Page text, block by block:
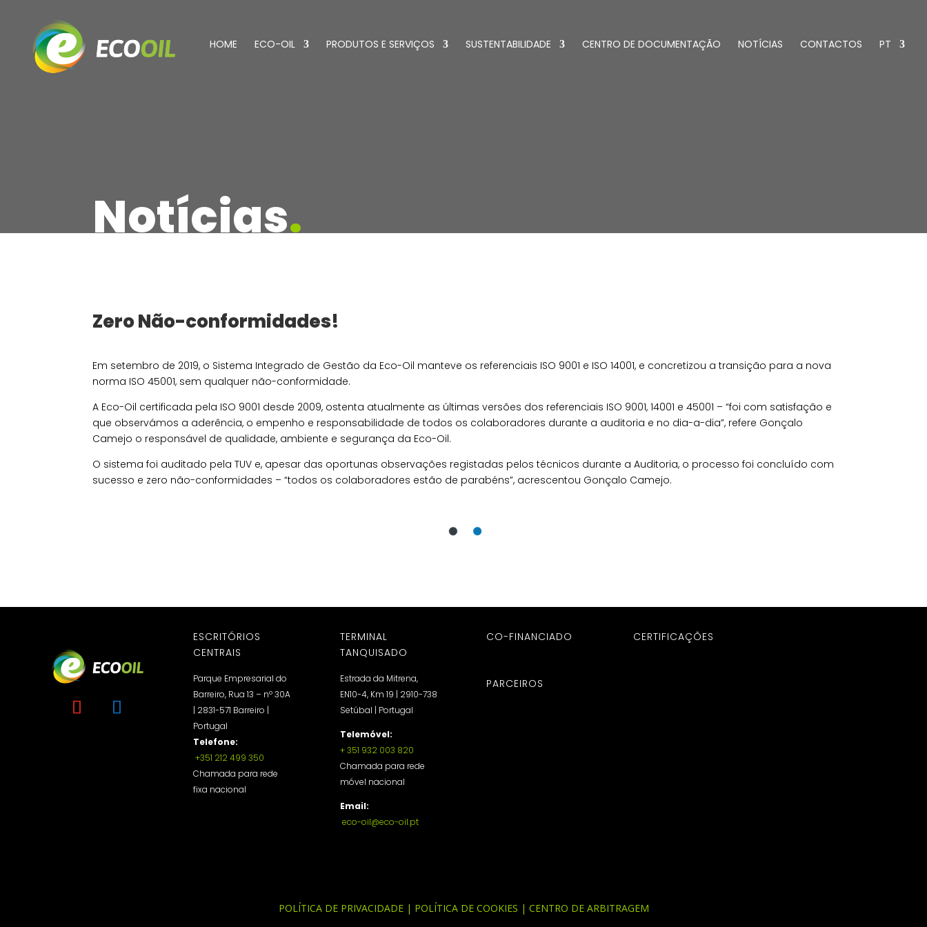
HOME ECO-OIL PRODUTOS E SERVIÇOS SUSTENTABILIDADE CENTRO DE DOCUMENTAÇÃO NOTÍCIAS CONTACTOS PT
Notícias.
Zero Não-conformidades!
Em setembro de 2019, o Sistema Integrado de Gestão da Eco-Oil manteve os referenciais ISO 9001 e ISO 14001, e concretizou a transição para a nova
norma ISO 45001, sem qualquer não-conformidade.
A Eco-Oil certificada pela ISO 9001 desde 2009, ostenta atualmente as últimas versões dos referenciais ISO 9001, 14001 e 45001 – “foi com satisfação e
que observámos a aderência, o empenho e responsabilidade de todos os colaboradores durante a auditoria e no dia-a-dia”, refere Gonçalo
Camejo o responsável de qualidade, ambiente e segurança da Eco-Oil.
O sistema foi auditado pela TUV e, apesar das oportunas observações registadas pelos técnicos durante a Auditoria, o processo foi concluído com
sucesso e zero não-conformidades – “todos os colaboradores estão de parabéns”, acrescentou Gonçalo Camejo.
ESCRITÓRIOS
CENTRAIS
Parque Empresarial do
Barreiro, Rua 13 – nº 30A
| 2831-571 Barreiro |
Portugal
Telefone:
+351 212 499 350
Chamada para rede
fixa nacional
TERMINAL
TANQUISADO
Estrada da Mitrena,
EN10-4, Km 19 | 2910-738
Setúbal | Portugal
Telemóvel:
+ 351 932 003 820
Chamada para rede
móvel nacional
Email:
eco-oil@eco-oil.pt
CO-FINANCIADO
PARCEIROS
CERTIFICAÇÕES
POLÍTICA DE PRIVACIDADE| POLÍTICA DE COOKIES | CENTRO DE ARBITRAGEM